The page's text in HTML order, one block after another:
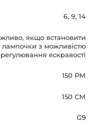
6, 9, 14
якщо встановити
лампочки з можливістю
регулювання яскравості
150 РМ
150 СМ
G9